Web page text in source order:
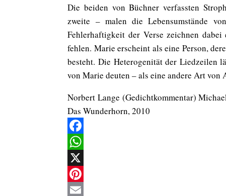
Die beiden von Büchner verfassten
zweite – malen die Lebensumstände
Fehlerhaftigkeit der Verse zeichnen dabei
fehlen. Marie erscheint als eine Person,
besteht. Die Heterogenität der Liedzeilen
von Marie deuten – als eine andere Art von
Norbert Lange (Gedichtkommentar)
Das Wunderhorn, 2010
Facebook
WhatsApp
X
Pinterest